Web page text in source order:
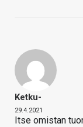
Ketku-
29.4.2021
Itse omistan